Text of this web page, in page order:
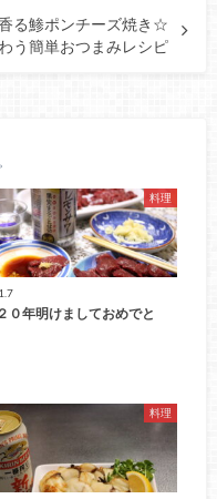
る鯵ポンチーズ焼き☆
う簡単おつまみレシピ
料理
０年明けましておめでと
料理